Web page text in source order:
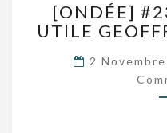
[ONDÉE]
UTILE
2